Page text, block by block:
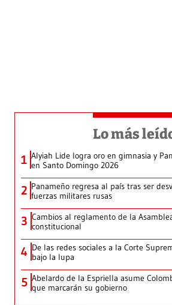
Lo más
1 Alyiah Lide logra oro en gimnasia y
en Santo Domingo 2026
2 Panameño regresa al país tras ser
fuerzas militares rusas
3 Cambios al reglamento de la
constitucional
4 De las redes sociales a la Corte
bajo la lupa
5 Abelardo de la Espriella asume
que marcarán su gobierno